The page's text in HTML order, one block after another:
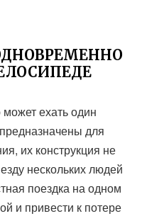
ехать один
для
их конструкция не
нескольких людей
поездка на одном
и привести к потере